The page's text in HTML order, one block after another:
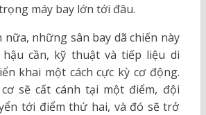
máy bay lớn tới đâu.
nữa, những sân bay dã chiến này
cần, kỹ thuật và tiếp liệu di
khai một cách cực kỳ cơ động.
sẽ cất cánh tại một điểm, đội
tới điểm thứ hai, và đó sẽ trở